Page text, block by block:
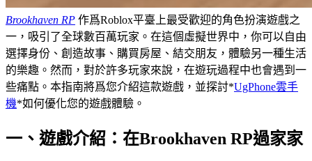
Brookhaven RP 作爲Roblox平臺上最受歡迎的角色扮演遊戲之
一，吸引了全球數百萬玩家。在這個虛擬世界中，你可以自由
選擇身份、創造故事、購買房屋、結交朋友，體驗另一種生活
的樂趣。然而，對於許多玩家來說，在遊玩過程中也會遇到一
些痛點。本指南將爲您介紹這款遊戲，並探討*UgPhone雲手
機*如何優化您的遊戲體驗。
一、遊戲介紹：在Brookhaven RP過家家